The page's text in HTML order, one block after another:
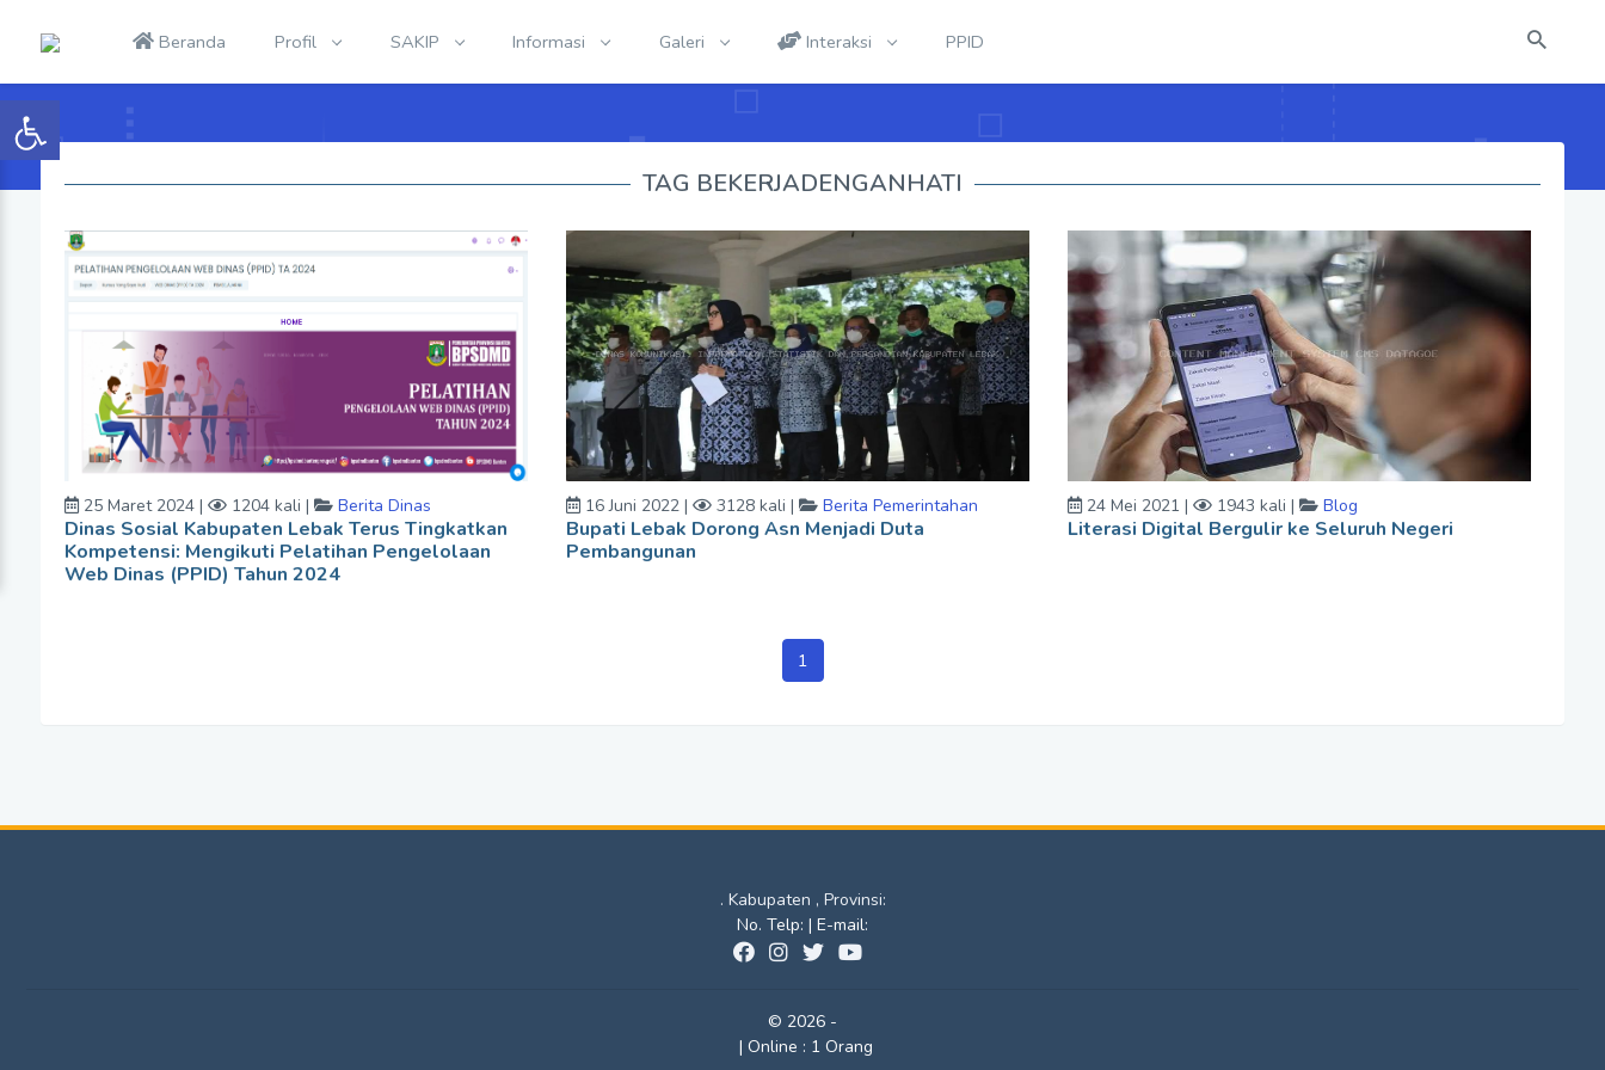
Beranda Profil SAKIP Informasi Galeri Interaksi PPID
TAG BEKERJADENGANHATI
25 Maret 2024 | 1204 kali | Berita Dinas
Dinas Sosial Kabupaten Lebak Terus Tingkatkan
Kompetensi: Mengikuti Pelatihan Pengelolaan
Web Dinas (PPID) Tahun 2024
16 Juni 2022 | 3128 kali | Berita Pemerintahan
Bupati Lebak Dorong Asn Menjadi Duta
Pembangunan
24 Mei 2021 | 1943 kali | Blog
Literasi Digital Bergulir ke Seluruh Negeri
1
. Kabupaten , Provinsi:
No. Telp: | E-mail:
© 2026 -
| Online : 1 Orang